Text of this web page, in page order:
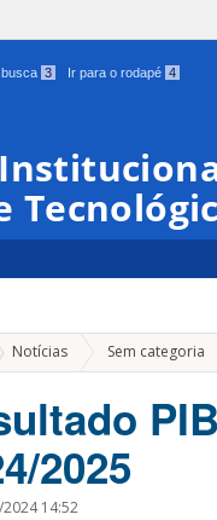
3 Ir para o rodapé 4
Notícias Sem categoria
2025
14:52